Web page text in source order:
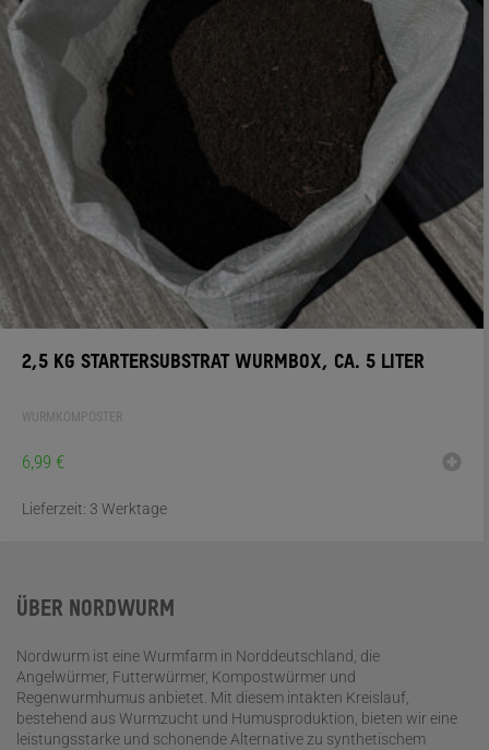
2,5 KG STARTERSUBSTRAT WURMBOX, CA. 5 LITER
WURMKOMPOSTER
6,99 €
Lieferzeit: 3 Werktage
ÜBER NORDWURM
Nordwurm ist eine Wurmfarm in Norddeutschland, die
Angelwürmer, Futterwürmer, Kompostwürmer und
Regenwurmhumus anbietet. Mit diesem intakten Kreislauf,
bestehend aus Wurmzucht und Humusproduktion, bieten wir eine
leistungsstarke und schonende Alternative zu synthetischem